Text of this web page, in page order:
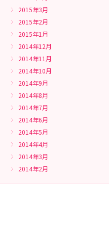
2015年3月
2015年2月
2015年1月
2014年12月
2014年11月
2014年10月
2014年9月
2014年8月
2014年7月
2014年6月
2014年5月
2014年4月
2014年3月
2014年2月